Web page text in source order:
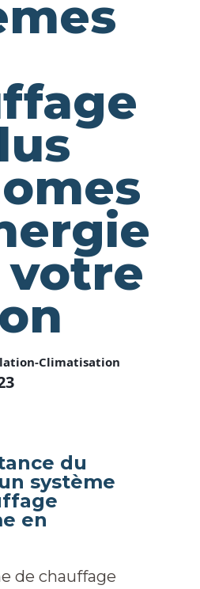
Climatisation
du
système
en
de chauffage